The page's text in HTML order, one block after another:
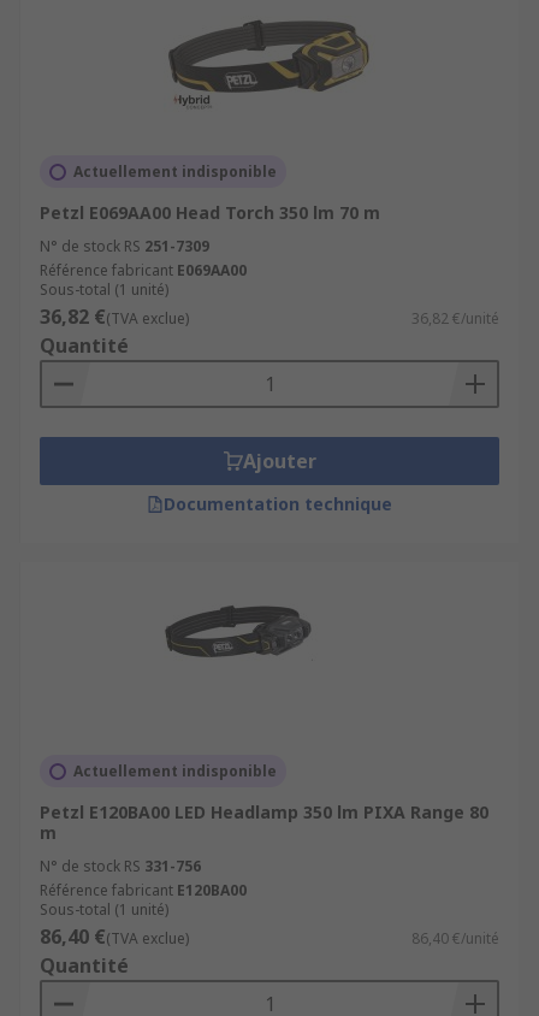
Actuellement indisponible
Petzl E069AA00 Head Torch 350 lm 70 m
N° de stock RS 251-7309
Référence fabricant E069AA00
Sous-total (1 unité)
36,82 €(TVA exclue) 36,82 €/unité
Quantité
Ajouter
Documentation technique
Actuellement indisponible
Petzl E120BA00 LED Headlamp 350 lm PIXA Range 80
m
N° de stock RS 331-756
Référence fabricant E120BA00
Sous-total (1 unité)
86,40 €(TVA exclue) 86,40 €/unité
Quantité